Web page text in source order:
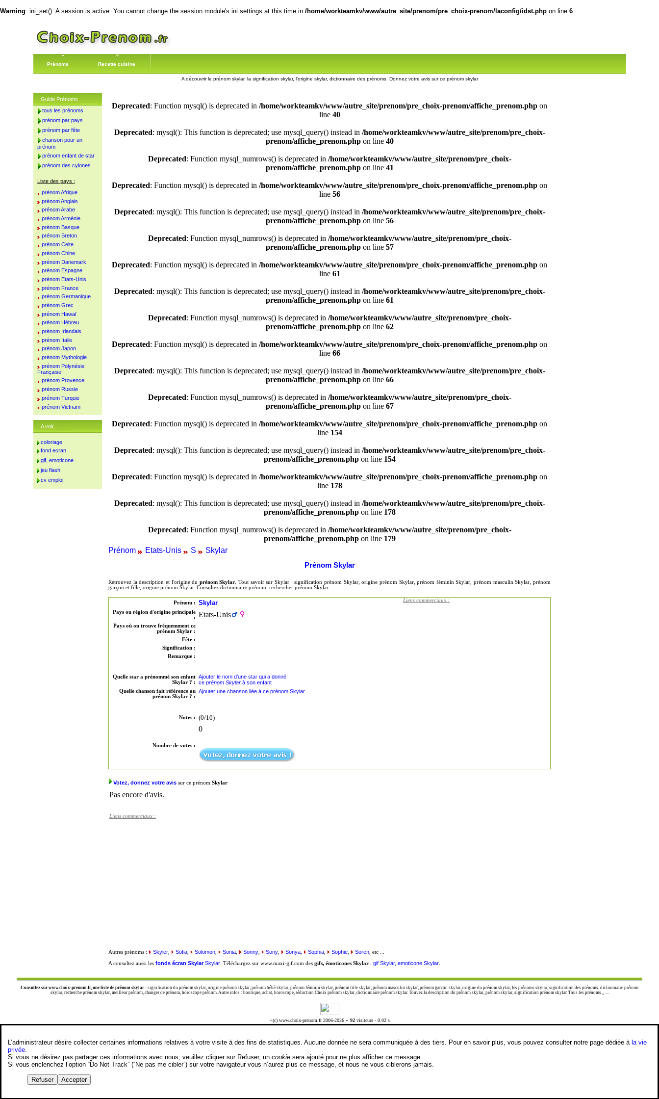
Warning: ini_set(): A session is active. You cannot change the session module's ini settings at this time in /home/workteamkv/www/autre_site/prenom/pre_choix-prenom/laconfig/idst.php on line 6
Prénoms Recette cuisine
A découvrir le prénom skylar, la signification skylar, l'origine skylar, dictionnaire des prénoms. Donnez votre avis sur ce prénom skylar
Deprecated: Function mysql() is deprecated in /home/workteamkv/www/autre_site/prenom/pre_choix-prenom/affiche_prenom.php on
line 40
Deprecated: mysql(): This function is deprecated; use mysql_query() instead in /home/workteamkv/www/autre_site/prenom/pre_choix-
prenom/affiche_prenom.phpon line 40
Deprecated: Function mysql_numrows() is deprecated in /home/workteamkv/www/autre_site/prenom/pre_choix-
prenom/affiche_prenom.phpon line 41
Deprecated: Function mysql() is deprecated in /home/workteamkv/www/autre_site/prenom/pre_choix-prenom/affiche_prenom.php on
line 56
Deprecated: mysql(): This function is deprecated; use mysql_query() instead in /home/workteamkv/www/autre_site/prenom/pre_choix-
prenom/affiche_prenom.phpon line 56
Deprecated: Function mysql_numrows() is deprecated in /home/workteamkv/www/autre_site/prenom/pre_choix-
prenom/affiche_prenom.phpon line 57
Deprecated: Function mysql() is deprecated in /home/workteamkv/www/autre_site/prenom/pre_choix-prenom/affiche_prenom.php on
line 61
Deprecated: mysql(): This function is deprecated; use mysql_query() instead in /home/workteamkv/www/autre_site/prenom/pre_choix-
prenom/affiche_prenom.phpon line 61
Deprecated: Function mysql_numrows() is deprecated in /home/workteamkv/www/autre_site/prenom/pre_choix-
prenom/affiche_prenom.phpon line 62
Deprecated: Function mysql() is deprecated in /home/workteamkv/www/autre_site/prenom/pre_choix-prenom/affiche_prenom.php on
line 66
Deprecated: mysql(): This function is deprecated; use mysql_query() instead in /home/workteamkv/www/autre_site/prenom/pre_choix-
prenom/affiche_prenom.phpon line 66
Deprecated: Function mysql_numrows() is deprecated in /home/workteamkv/www/autre_site/prenom/pre_choix-
prenom/affiche_prenom.phpon line 67
Deprecated: Function mysql() is deprecated in /home/workteamkv/www/autre_site/prenom/pre_choix-prenom/affiche_prenom.php on
line 154
Deprecated: mysql(): This function is deprecated; use mysql_query() instead in /home/workteamkv/www/autre_site/prenom/pre_choix-
prenom/affiche_prenom.phpon line 154
Deprecated: Function mysql() is deprecated in /home/workteamkv/www/autre_site/prenom/pre_choix-prenom/affiche_prenom.php on
line 178
Deprecated: mysql(): This function is deprecated; use mysql_query() instead in /home/workteamkv/www/autre_site/prenom/pre_choix-
prenom/affiche_prenom.phpon line 178
Deprecated: Function mysql_numrows() is deprecated in /home/workteamkv/www/autre_site/prenom/pre_choix-
prenom/affiche_prenom.phpon line 179
Prénom
Etats-Unis S Skylar
Prénom Skylar
Retrouvez la description et l'origine du prénom Skylar . Tout savoir sur Skylar : signification prénom Skylar, origine prénom Skylar, prénom féminin Skylar, prénom masculin Skylar, prénom
garçon et fille, origine prénom Skylar. Consultez dictionnaire prénom, rechercher prénom Skylar.
Prénom : Skylar
Pays ou région d'origine principale
:
Etats-Unis
Pays où on trouve fréquemment ce
prénom Skylar :
Fête :
Signification :
Remarque :
Quelle star a prénommé son enfant
Skylar ? :
Ajouter le nom d'une star qui a donné
ce prénom Skylar à son enfant
Quelle chanson fait référence au
prénom Skylar ? :
Ajouter une chanson liée à ce prénom Skylar
Notes : (0/10)
Nombre de votes :
0
Liens commerciaux :
Votez, donnez votre avis sur ce prénom Skylar
Pas encore d'avis.
Liens commerciaux :
Autres prénoms : Skyler Sofia Solomon Sonia Sonny Sony Sonya Sophia Sophie Soren , etc ...
A consultez aussi les fonds écran SkylarSkylar . Téléchargez sur www.maxi-gif.com des gifs, émoticones Skylar : gif Skylar, emoticone Skylar
Guide Prénoms
tous les prénoms
prénom par pays
prénom par fête
chanson pour un
prénom
prénom enfant de star
prénom des cylones
Liste des pays :
prénom Afrique
prénom Anglais
prénom Arabe
prénom Arménie
prénom Basque
prénom Breton
prénom Celte
prénom Chine
prénom Danemark
prénom Espagne
prénom Etats-Unis
prénom France
prénom Germanique
prénom Grec
prénom Hawaï
prénom Hébreu
prénom Irlandais
prénom Italie
prénom Japon
prénom Mythologie
prénom Polynésie
Française
prénom Provence
prénom Russie
prénom Turquie
prénom Vietnam
A voir
coloriage
fond ecran
gif, emoticone
jeu flash
cv emploi
Consultez sur www.choix-prenom.fr, une liste de prénom skylar : signification du prénom skylar, origine prénom skylar, prénom bébé skylar, prénom féminin skylar, prénom fille skylar, prénom masculin skylar, prénom garçon skylar, origine du prénom skylar, les prénoms skylar, signification des prénoms, dictionnaire prénom
skylar, recherche prénom skylar, meilleur prénom, changer de prénom, horoscope prénom. Autre infos : boutique, achat, horoscope, réduction Choix prénom skylar, dictionnaire prénom skylar. Touvez la description du prénom skylar, prénom skylar, signification prénom skylar. Tous les prénoms ,, ....
+(c) www.choix-prenom.fr 2006-2026 - 92visiteurs - 0.02 s
L’administrateur désire collecter certaines informations relatives à votre visite à des fins de statistiques. Aucune donnée ne sera communiquée à des tiers. Pour en savoir plus, vous pouvez consulter notre page dédiée àla vie
privée
Si vous ne désirez pas partager ces informations avec nous, veuillez cliquer sur Refuser, uncookie sera ajouté pour ne plus afficher ce message.
Si vous enclenchez l’option “Do Not Track” (“Ne pas me cibler”) sur votre navigateur vous n’aurez plus ce message, et nous ne vous ciblerons jamais.
Refuser Accepter